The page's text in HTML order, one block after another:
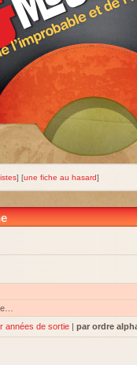
] [une fiche au hasard]
années de sortie | par ordre